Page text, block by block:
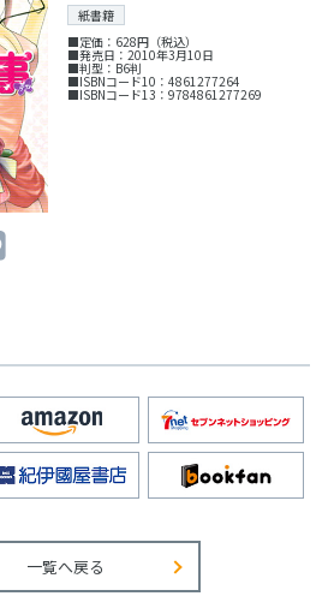
紙書籍
■定価：628円（税込）
■発売日：2010年3月10日
■判型：B6判
■ISBNコード10：4861277264
■ISBNコード13：9784861277269
一覧へ戻る